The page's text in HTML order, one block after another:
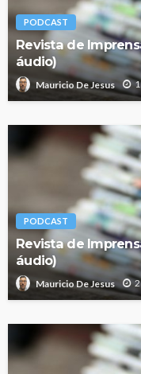
PODCAST
Revista de
áudio)
Mauricio De Jesus
PODCAST
Revista de
áudio)
Mauricio De Jesus